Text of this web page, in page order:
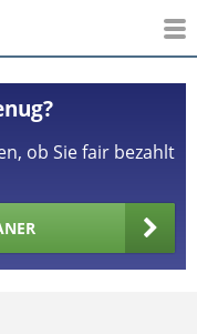
ob Sie fair bezahlt